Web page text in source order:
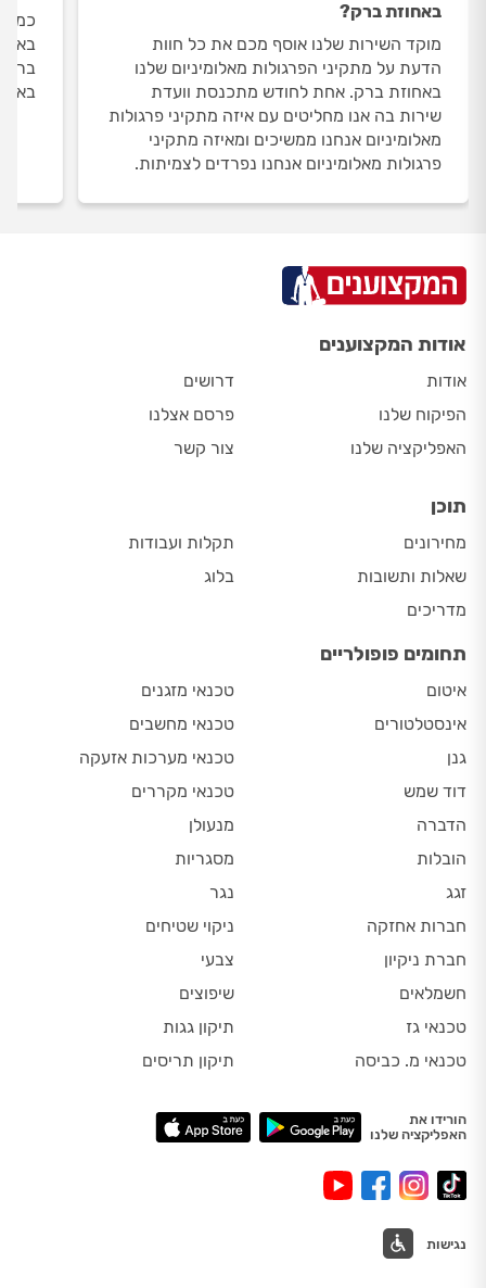
באחוזת ברק?
מוקד השירות שלנו אוסף מכם את כל חוות
הדעת על מתקיני הפרגולות מאלומיניום שלנו
באחוזת ברק. אחת לחודש מתכנסת וועדת
שירות בה אנו מחליטים עם איזה מתקיני פרגולות
מאלומיניום אנחנו ממשיכים ומאיזה מתקיני
פרגולות מאלומיניום אנחנו נפרדים לצמיתות.
אודות המקצוענים
אודות
הפיקוח שלנו
האפליקציה שלנו
דרושים
פרסם אצלנו
צור קשר
תוכן
מחירונים
שאלות ותשובות
מדריכים
תקלות ועבודות
בלוג
תחומים פופולריים
איטום
אינסטלטורים
גנן
דוד שמש
הדברה
הובלות
זגג
חברות אחזקה
חברת ניקיון
חשמלאים
טכנאי גז
טכנאי מ. כביסה
טכנאי מזגנים
טכנאי מחשבים
טכנאי מערכות אזעקה
טכנאי מקררים
מנעולן
מסגריות
נגר
ניקוי שטיחים
צבעי
שיפוצים
תיקון גגות
תיקון תריסים
הורידו את
האפליקציה שלנו
נגישות